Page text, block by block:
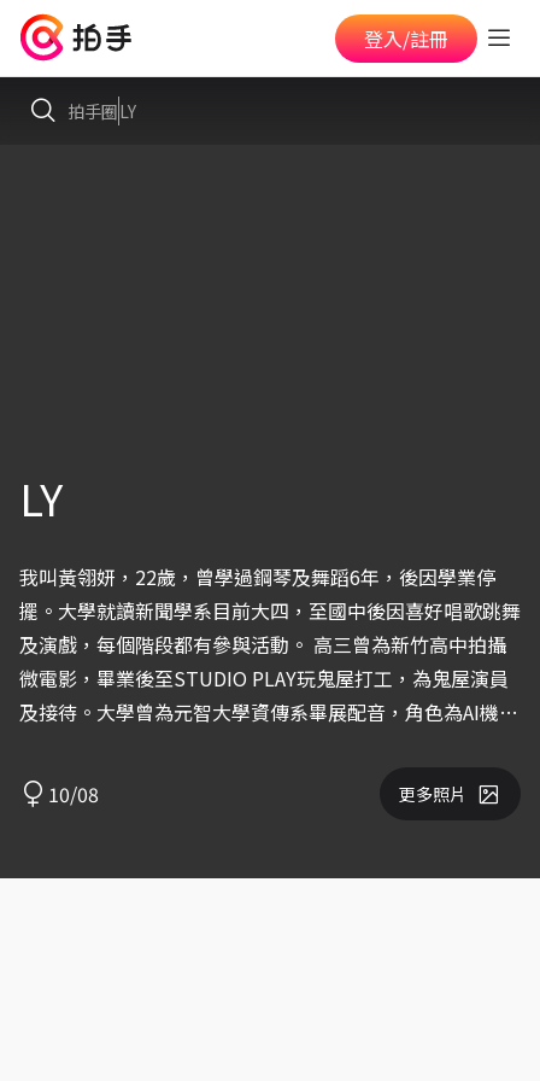
登入/註冊
拍手圈LY
LY
我叫黃翎妍，22歲，曾學過鋼琴及舞蹈6年，後因學業停
擺。大學就讀新聞學系目前大四，至國中後因喜好唱歌跳舞
及演戲，每個階段都有參與活動。 高三曾為新竹高中拍攝
微電影，畢業後至STUDIO PLAY玩鬼屋打工，為鬼屋演員
及接待。大學曾為元智大學資傳系畢展配音，角色為AI機器
訓課程。也有參與朋友MV拍攝， 雖為小角，但每個經驗都
很重要。 TVBS第三屆新人營過程學習如何演戲，活用角
應，3個月期間雖說不常卻是很難得的經驗之一。大學就讀
10/08 更多照片